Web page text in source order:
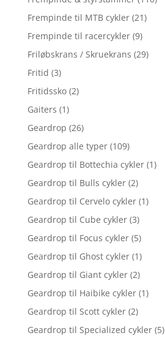
Frempinde til MTB cykler (21)
Frempinde til racercykler (9)
Friløbskrans / Skruekrans (29)
Fritid (3)
Fritidssko (2)
Gaiters (1)
Geardrop (26)
Geardrop alle typer (109)
Geardrop til Bottechia cykler (1)
Geardrop til Bulls cykler (2)
Geardrop til Cervelo cykler (1)
Geardrop til Cube cykler (3)
Geardrop til Focus cykler (5)
Geardrop til Ghost cykler (1)
Geardrop til Giant cykler (2)
Geardrop til Haibike cykler (1)
Geardrop til Scott cykler (2)
Geardrop til Specialized cykler (5)